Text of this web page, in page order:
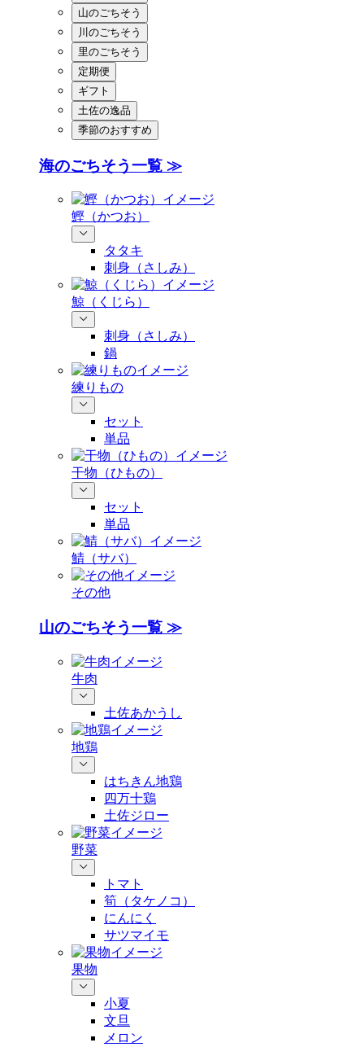
山のごちそう
川のごちそう
里のごちそう
定期便
ギフト
土佐の逸品
季節のおすすめ
海のごちそう一覧 ≫
鰹（かつお）
タタキ
刺身（さしみ）
鯨（くじら）
刺身（さしみ）
鍋
練りもの
セット
単品
干物（ひもの）
セット
単品
鯖（サバ）
その他
山のごちそう一覧 ≫
牛肉
土佐あかうし
地鶏
はちきん地鶏
四万十鶏
土佐ジロー
野菜
トマト
筍（タケノコ）
にんにく
サツマイモ
果物
小夏
文旦
メロン